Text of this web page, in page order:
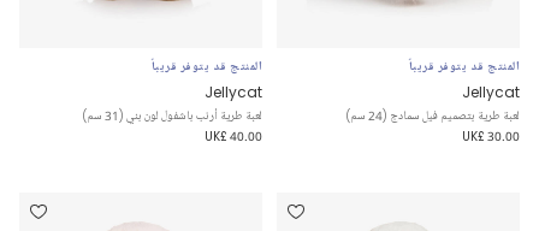
المنتج قد يتوفر قريباً
Jellycat
لعبة طرية بتصميم فيل سمادج (24 سم)
UK£ 30.00
المنتج قد يتوفر قريباً
Jellycat
لعبة طرية أرنب باشفول لون بني (31 سم)
UK£ 40.00